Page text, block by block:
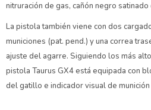
nitruración de gas, cañón negro
La pistola también viene con dos
municiones (pat. pend.) y una correa
ajuste del agarre. Siguiendo los más
pistola Taurus GX4 está equipada con
del gatillo e indicador visual de munición